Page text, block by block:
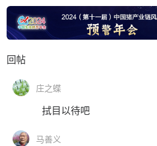
回帖
庄之蝶
拭目以待吧
马善义